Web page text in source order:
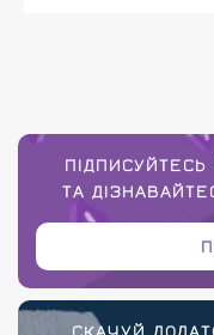
ПІДПИСУЙТЕСЬ
ТА
СКАЧУЙ